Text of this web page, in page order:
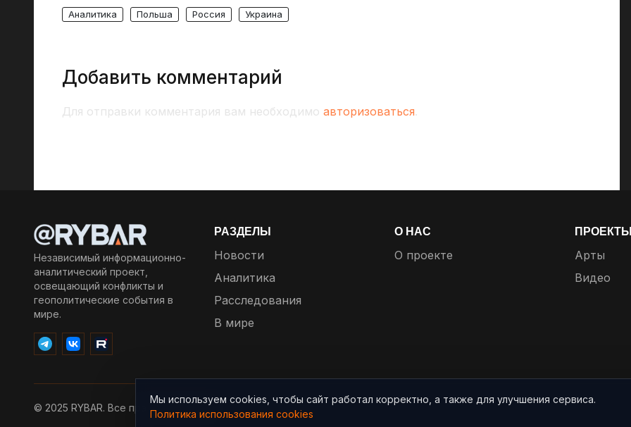
Аналитика Польша Россия Украина
Добавить комментарий
Для отправки комментария вам необходимо авторизоваться.
Независимый информационно-
аналитический проект,
освещающий конфликты и
геополитические события в
мире.
РАЗДЕЛЫ
Новости
Аналитика
Расследования
В мире
О НАС
О проекте
ПРОЕКТЫ
Арты
Видео
© 2025 RYBAR. Все права защищены.
Мы используем cookies, чтобы сайт работал корректно, а также для улучшения сервиса.
Политика использования cookies